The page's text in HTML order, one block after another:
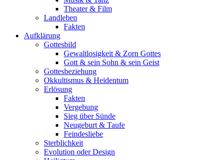
Theater & Film
Landleben
Fakten
Aufklärung
Gottesbild
Gewaltlosigkeit & Zorn Gottes
Gott & sein Sohn & sein Geist
Gottesbeziehung
Okkultismus & Heidentum
Erlösung
Fakten
Vergebung
Sieg über Sünde
Neugeburt & Taufe
Feindesliebe
Sterblichkeit
Evolution oder Design